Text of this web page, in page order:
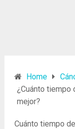
Home
¿Cuánto tiempo
mejor?
Cuánto tiempo